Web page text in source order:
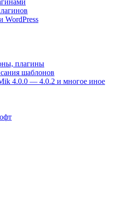
WordPress
плагины
шаблонов
4.0.0 — 4.0.2 и многое иное